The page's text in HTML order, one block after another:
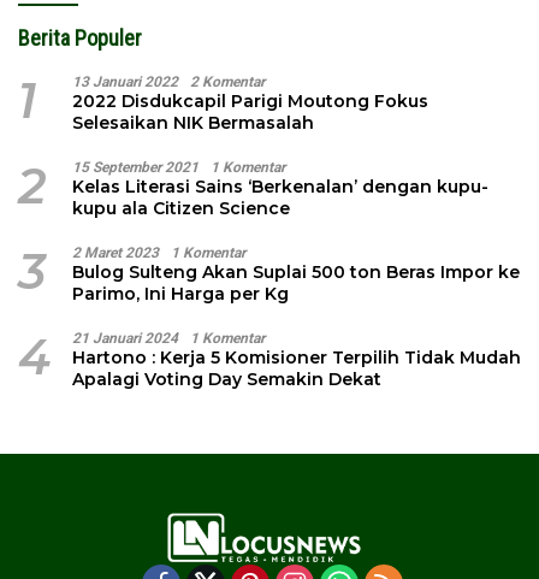
Berita Populer
1 13 Januari 2022 2 Komentar
2022 Disdukcapil Parigi Moutong Fokus
Selesaikan NIK Bermasalah
2 15 September 2021 1 Komentar
Kelas Literasi Sains ‘Berkenalan’ dengan kupu-
kupu ala Citizen Science
3 2 Maret 2023 1 Komentar
Bulog Sulteng Akan Suplai 500 ton Beras Impor ke
Parimo, Ini Harga per Kg
4 21 Januari 2024 1 Komentar
Hartono : Kerja 5 Komisioner Terpilih Tidak Mudah
Apalagi Voting Day Semakin Dekat